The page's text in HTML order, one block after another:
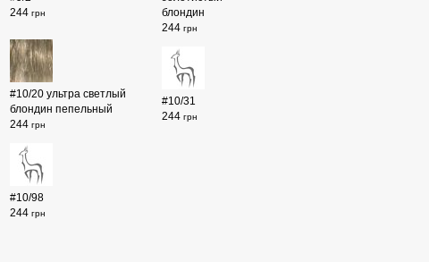
244 грн
блондин
244 грн
#10/20 ультра светлый
блондин пепельный
244 грн
#10/31
244 грн
#10/98
244 грн